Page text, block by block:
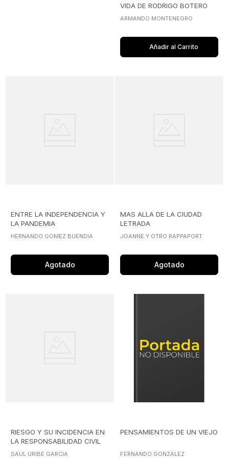
VIDA DE RODRIGO BOTERO
MONTOYA
ARMANDO MONTENEGRO
Añadir al Carrito
ENTRE LA INDEPENDENCIA Y
LA PANDEMIA
HERNANDO GOMEZ BUENDIA
Agotado
MAS ALLA DE LA CIUDAD
LETRADA
JOANNE Y OTRO RAPPAPORT
Agotado
RIESGO Y SU INCIDENCIA EN
LA RESPONSABILIDAD CIVIL
DEL ESTADO, EL
SAUL URIBE GARCIA
PENSAMIENTOS DE UN VIEJO
FERNANDO GONZALEZ